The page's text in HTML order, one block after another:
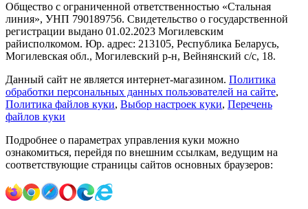
Общество с ограниченной ответственностью «Стальная
линия», УНП 790189756. Свидетельство о государственной
регистрации выдано 01.02.2023 Могилевским
райисполкомом. Юр. адрес: 213105, Республика Беларусь,
Могилевская обл., Могилевский р-н, Вейнянский с/с, 18.
Данный сайт не является интернет-магазином. Политика
обработки персональных данных пользователей на сайте,
Политика файлов куки, Выбор настроек куки, Перечень
файлов куки
Подробнее о параметрах управления куки можно
ознакомиться, перейдя по внешним ссылкам, ведущим на
соответствующие страницы сайтов основных браузеров: